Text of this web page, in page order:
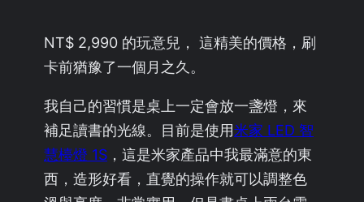
NT$ 2,990 的玩意兒， 這精美的價格，刷
卡前猶豫了一個月之久。
我自己的習慣是桌上一定會放一盞燈，來
補足讀書的光線。目前是使用米家 LED 智
慧檯燈 1S ，這是米家產品中我最滿意的東
西，造形好看，直覺的操作就可以調整色